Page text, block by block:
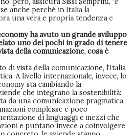
anche perché in Italia la
una vera e propria tendenza e
ha avuto un grande sviluppo
uno dei pochi in grado di tenere
della comunicazione, cosa è
di vista della comunicazione, l'Italia
A livello internazionale, invece, lo
sta cambiando la
che integrano la sostenibilità:
da una comunicazione pragmatica,
complesse e poco
di linguaggi e mezzi che
e puntano invece a coinvolgere